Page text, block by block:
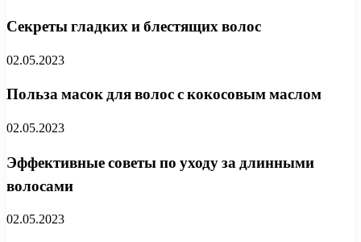
Секреты гладких и блестящих волос
02.05.2023
Польза масок для волос с кокосовым маслом
02.05.2023
Эффективные советы по уходу за длинными
волосами
02.05.2023